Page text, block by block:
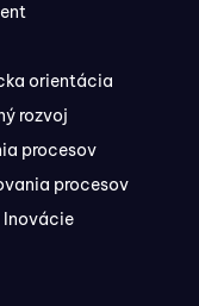
orientácia
rozvoj
procesov
procesov